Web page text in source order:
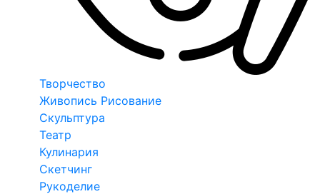
Творчество
Живопись Рисование
Скульптура
Театр
Кулинария
Скетчинг
Рукоделие